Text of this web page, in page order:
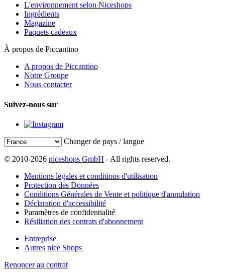
L'environnement selon Niceshops
Ingrédients
Magazine
Paquets cadeaux
À propos de Piccantino
A propos de Piccantino
Notre Groupe
Nous contacter
Suivez-nous sur
Changer de pays / langue
© 2010-2026 niceshops GmbH - All rights reserved.
Mentions légales et conditions d'utilisation
Protection des Données
Conditions Générales de Vente et politique d'annulation
Déclaration d'accessibilité
Paramètres de confidentialité
Résiliation des contrats d'abonnement
Entreprise
Autres nice Shops
Renoncer au contrat